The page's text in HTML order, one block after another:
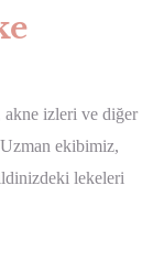
akne izleri ve diğer
ekibimiz,
lekeleri